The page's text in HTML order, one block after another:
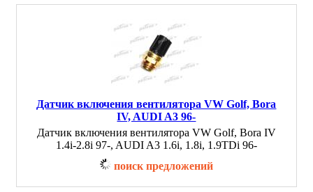
Датчик включения вентилятора VW Golf, Bora
IV, AUDI A3 96-
Датчик включения вентилятора VW Golf, Bora IV
1.4i-2.8i 97-, AUDI A3 1.6i, 1.8i, 1.9TDi 96-
поиск предложений